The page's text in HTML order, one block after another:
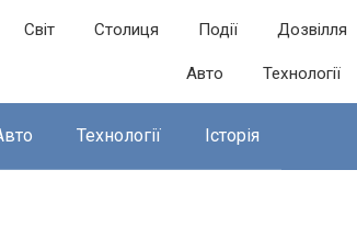
Світ Столиця Події Дозвілля
Авто Технології
Технології Історія